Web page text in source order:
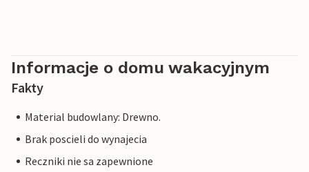
Informacje o domu wakacyjnym
Fakty
Material budowlany: Drewno.
Brak poscieli do wynajecia
Reczniki nie sa zapewnione